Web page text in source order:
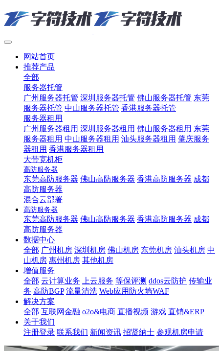
网站首页
推荐产品
全部
服务器托管
广州服务器托管 深圳服务器托管 佛山服务器托管 东莞
服务器托管 中山服务器托管 香港服务器托管
服务器租用
广州服务器租用 深圳服务器租用 佛山服务器租用 东莞
服务器租用 中山服务器租用 汕头服务器租用 肇庆服务
器租用 香港服务器租用
大带宽机柜
高防服务器
东莞高防服务器 佛山高防服务器 香港高防服务器 成都
高防服务器
混合云部署
高防服务器
东莞高防服务器 佛山高防服务器 香港高防服务器 成都
高防服务器
数据中心
全部 广州机房 深圳机房 佛山机房 东莞机房 汕头机房 中
山机房 惠州机房 其他机房
增值服务
全部 云计算业务 上云服务 等保评测 ddos云防护 传输业
务 高防BGP 流量清洗 Web应用防火墙WAF
解决方案
全部 互联网金融 o2o&电商 直播视频 游戏 直销&ERP
关于我们
注册登录 联系我们 新闻资讯 招贤纳士 参观机房申请